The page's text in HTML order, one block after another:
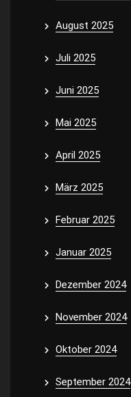
August 2025
Juli 2025
Juni 2025
Mai 2025
April 2025
März 2025
Februar 2025
Januar 2025
Dezember 2024
November 2024
Oktober 2024
September 2024